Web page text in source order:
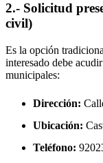
2.- Solicitud
civil)
Es la opción
interesado debe
municipales:
Dirección:
Ubicación:
Teléfono: